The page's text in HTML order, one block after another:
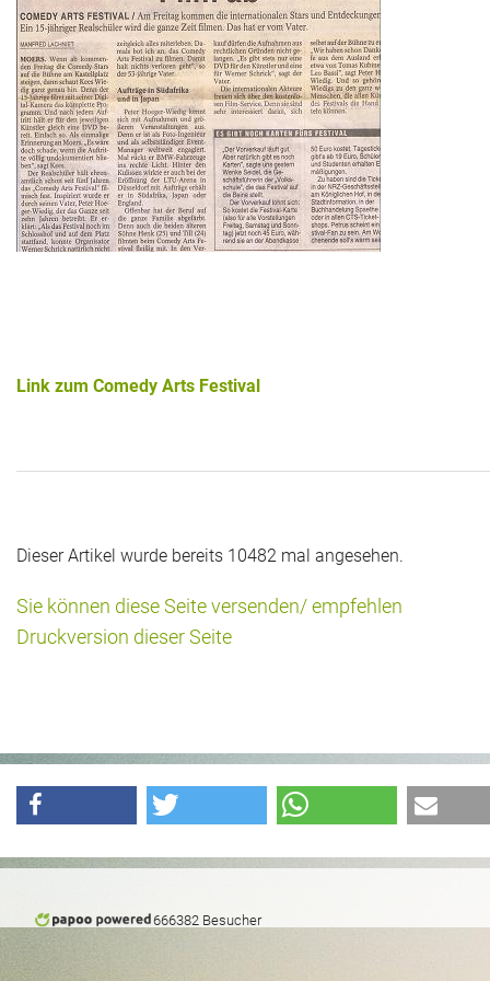
Historie + Gegenwart
Presse + Medien
Images : ep Bildergalerien
Peter's "on-the-road" Tipps
Sprüche
Link zum Comedy Arts Festival
Dieser Artikel wurde bereits 10482 mal angesehen.
Sie können diese Seite versenden/ empfehlen
Druckversion dieser Seite
666382 Besucher